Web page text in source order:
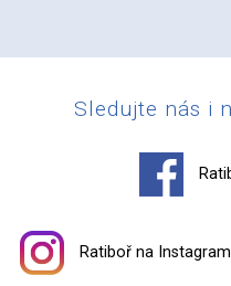
Sledujte nás i
Ratiboř na